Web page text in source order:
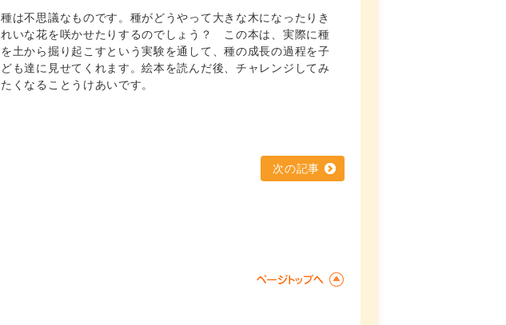
種は不思議なものです。種がどうやって大きな木になったりき
れいな花を咲かせたりするのでしょう？ この本は、実際に種
を土から掘り起こすという実験を通して、種の成長の過程を子
ども達に見せてくれます。絵本を読んだ後、チャレンジしてみ
たくなることうけあいです。
次の記事